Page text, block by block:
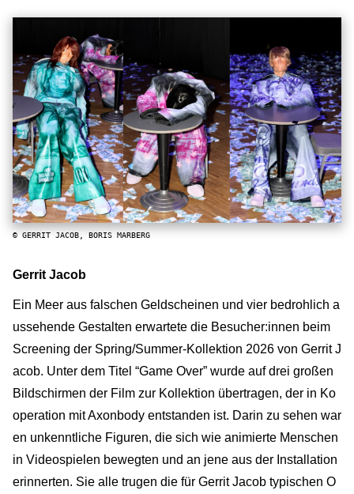
© GERRIT JACOB, BORIS MARBERG
Gerrit Jacob
Ein Meer aus falschen Geldscheinen und vier bedrohlich a
ussehende Gestalten erwartete die Besucher:innen beim
Screening der Spring/Summer-Kollektion 2026 von Gerrit J
acob. Unter dem Titel “Game Over” wurde auf drei großen
Bildschirmen der Film zur Kollektion übertragen, der in Ko
operation mit Axonbody entstanden ist. Darin zu sehen war
en unkenntliche Figuren, die sich wie animierte Menschen
in Videospielen bewegten und an jene aus der Installation
erinnerten. Sie alle trugen die für Gerrit Jacob typischen O